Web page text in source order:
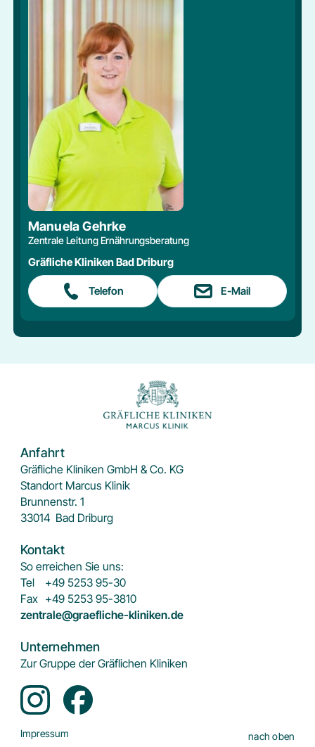
Manuela Gehrke
Zentrale Leitung Ernährungsberatung
Gräfliche Kliniken Bad Driburg
Telefon E-Mail
Anfahrt
Gräfliche Kliniken GmbH & Co. KG
Standort Marcus Klinik
Brunnenstr. 1
33014 Bad Driburg
Kontakt
So erreichen Sie uns:
Tel
+49 5253 95-30
Fax
+49 5253 95-3810
zentrale@graefliche-kliniken.de
Unternehmen
Zur Gruppe der Gräflichen Kliniken
Impressum
nach oben